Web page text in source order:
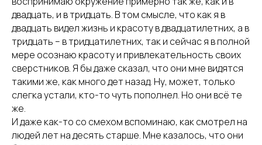
двадцать, и в тридцать. В том смысле, что как я в
двадцать видел жизнь и красоту в двадцатилетних, а в
тридцать – в тридцатилетних, так и сейчас я в полной
мере осознаю красоту и привлекательность своих
сверстников. Я бы даже сказал, что они мне видятся
такими же, как много дет назад. Ну, может, только
слегка устали, кто-то чуть пополнел. Но они всё те
же.
И даже как-то со смехом вспоминаю, как смотрел на
людей лет на десять старше. Мне казалось, что они